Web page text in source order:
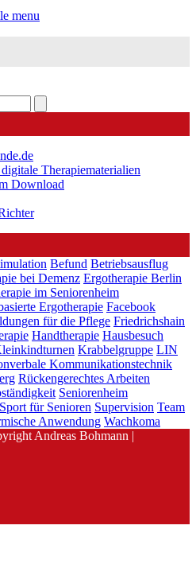
menu
Therapiematerialien
Download
Befund Betriebsausflug
bei Demenz Ergotherapie Berlin
im Seniorenheim
Ergotherapie Facebook
für die Pflege Friedrichshain
Handtherapie Hausbesuch
Krabbelgruppe LIN
Kommunikationstechnik
Rückengerechtes Arbeiten
Seniorenheim
Sport für Senioren Supervision Team
Anwendung Wachkoma
Andreas Bohmann |